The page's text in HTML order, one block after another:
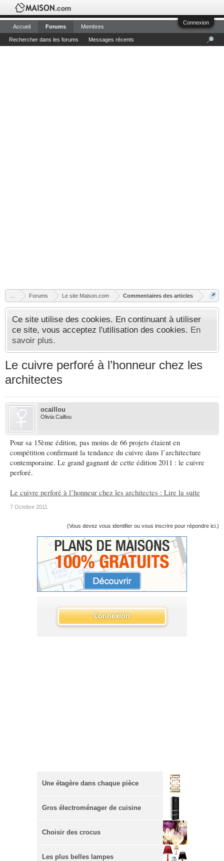
Connexion
Forums Le site Maison.com Commentaires des articles
Ce site utilise des cookies. En continuant à utiliser
ce site, vous acceptez l'utilisation des cookies. En
savoir plus.
Le cuivre perforé à l’honneur chez les
architectes
ocaillou
Olivia Caillou
Pour sa 15ème édition, pas moins de 66 projets étaient en
compétition confirmant la tendance du cuivre dans l’architecture
contemporaine. Le grand gagnant de cette édition 2011 : le cuivre
perforé.
Le cuivre perforé à l’honneur chez les architectes : Lire la suite
7 Octobre 2011
(Vous devez vous identifier ou vous inscrire pour répondre ici.)
Connexion
Une étagère dans chaque pièce
Gros électroménager de cuisine
Choisir des crocus
Les plus belles lampes
Accueil Forums
Rechercher dans les forums Messages récents
Membres